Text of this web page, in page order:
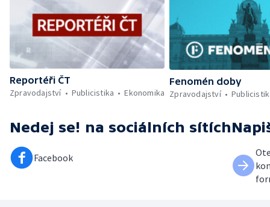
Reportéři ČT
Zpravodajství
Publicistika Ekonomika
Fenomén doby
Zpravodajství
Nedej se! na sociálních sítích
Facebook